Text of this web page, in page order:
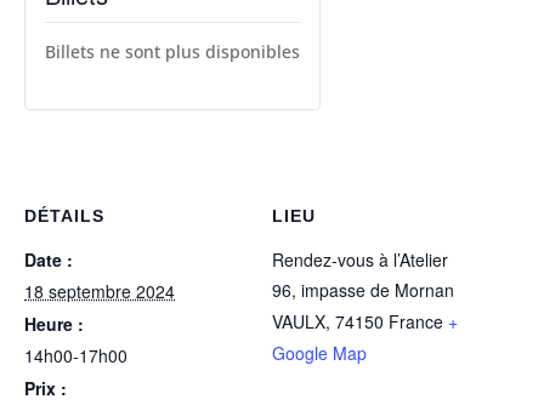
DÉTAILS
Date :
18 septembre 2024
Heure :
14h00-17h00
Prix :
LIEU
Rendez-vous à l’Atelier
96, impasse de Mornan
VAULX, 74150 France +
Google Map
Billets ne sont plus disponibles